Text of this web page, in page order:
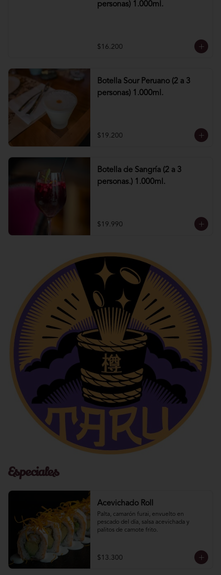
personas) 1.000ml.
$16.200
Botella Sour Peruano (2 a 3
personas) 1.000ml.
$19.200
Botella de Sangría (2 a 3
personas.) 1.000ml.
$19.990
Especiales
Acevichado Roll
Palta, camarón furai, envuelto en
pescado del día, salsa acevichada y
palitos de camote frito.
$13.300